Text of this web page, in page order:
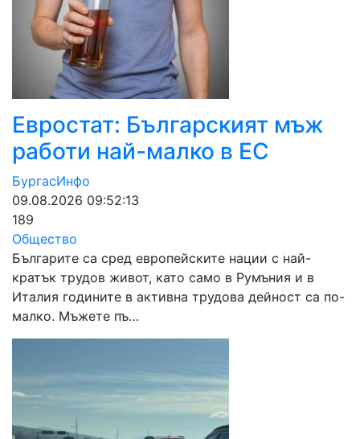
Евростат: Българският мъж
работи най-малко в ЕС
БургасИнфо
09.08.2026 09:52:13
189
Общество
Българите са сред европейските нации с най-
кратък трудов живот, като само в Румъния и в
Италия годините в активна трудова дейност са по-
малко. Мъжете пъ…